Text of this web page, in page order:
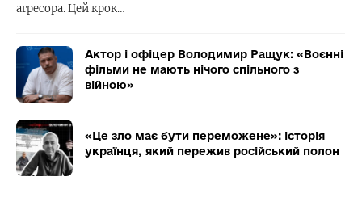
агресора. Цей крок…
Актор і офіцер Володимир Ращук: «Воєнні
фільми не мають нічого спільного з
війною»
«Це зло має бути переможене»: історія
українця, який пережив російський полон